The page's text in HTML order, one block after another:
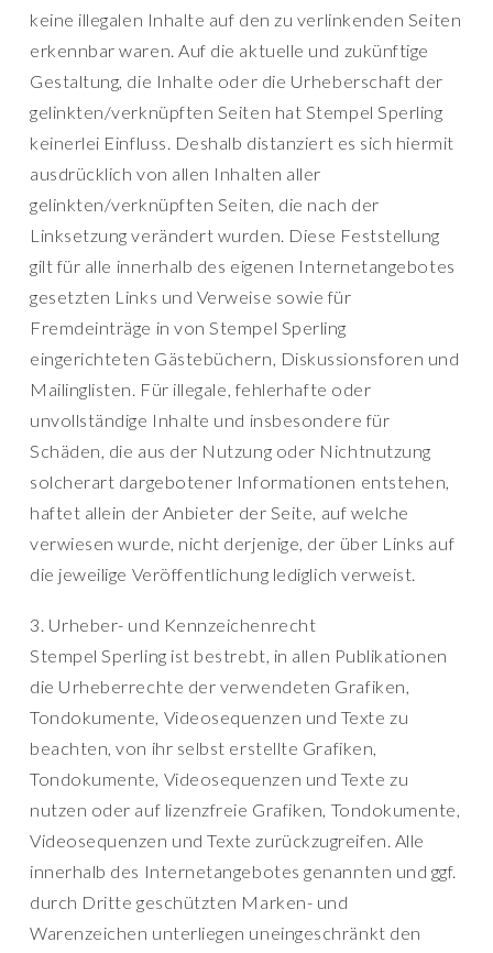
keine illegalen Inhalte auf den zu verlinkenden Seiten
erkennbar waren. Auf die aktuelle und zukünftige
Gestaltung, die Inhalte oder die Urheberschaft der
gelinkten/verknüpften Seiten hat Stempel Sperling
keinerlei Einfluss. Deshalb distanziert es sich hiermit
ausdrücklich von allen Inhalten aller
gelinkten/verknüpften Seiten, die nach der
Linksetzung verändert wurden. Diese Feststellung
gilt für alle innerhalb des eigenen Internetangebotes
gesetzten Links und Verweise sowie für
Fremdeinträge in von Stempel Sperling
eingerichteten Gästebüchern, Diskussionsforen und
Mailinglisten. Für illegale, fehlerhafte oder
unvollständige Inhalte und insbesondere für
Schäden, die aus der Nutzung oder Nichtnutzung
solcherart dargebotener Informationen entstehen,
haftet allein der Anbieter der Seite, auf welche
verwiesen wurde, nicht derjenige, der über Links auf
die jeweilige Veröffentlichung lediglich verweist.
3. Urheber- und Kennzeichenrecht
Stempel Sperling ist bestrebt, in allen Publikationen
die Urheberrechte der verwendeten Grafiken,
Tondokumente, Videosequenzen und Texte zu
beachten, von ihr selbst erstellte Grafiken,
Tondokumente, Videosequenzen und Texte zu
nutzen oder auf lizenzfreie Grafiken, Tondokumente,
Videosequenzen und Texte zurückzugreifen. Alle
innerhalb des Internetangebotes genannten und ggf.
durch Dritte geschützten Marken- und
Warenzeichen unterliegen uneingeschränkt den